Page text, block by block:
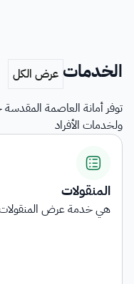
الخدمات
توفر أمانة العاصمة
ولخدمات الأفراد
المنقولات
هي خدمة عرض المنقولات